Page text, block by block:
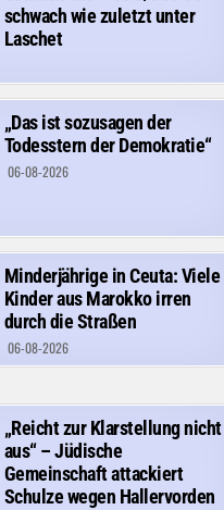
schwach wie zuletzt unter
Laschet
„Das ist sozusagen der
Todesstern der Demokratie“
06-08-2026
Minderjährige in Ceuta: Viele
Kinder aus Marokko irren
durch die Straßen
06-08-2026
„Reicht zur Klarstellung nicht
aus“ – Jüdische
Gemeinschaft attackiert
Schulze wegen Hallervorden